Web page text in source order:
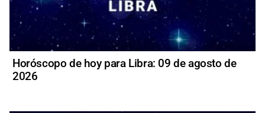
Horóscopo de hoy para Libra: 09 de agosto de
2026